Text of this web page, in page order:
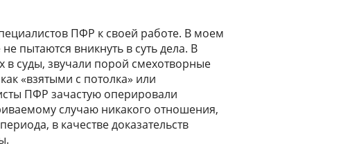
ПФР к своей работе. В моем
пытаются вникнуть в суть дела. В
в суды, звучали порой смехотворные
«взятыми с потолка» или
ПФР зачастую оперировали
случаю никакого отношения,
в качестве доказательств